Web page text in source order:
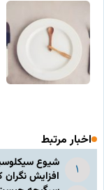
اخبار مرتبط
شیوع
افزایش نگران